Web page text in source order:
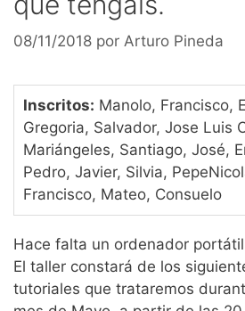
08/11/2018 por Arturo Pineda
Inscritos: Manolo, Francisco,
Gregoria, Salvador, Jose Luis
Mariángeles, Santiago, José,
Pedro, Javier, Silvia,
Francisco, Mateo, Consuelo
Hace falta un ordenador portátil
El taller constará de los
tutoriales que trataremos